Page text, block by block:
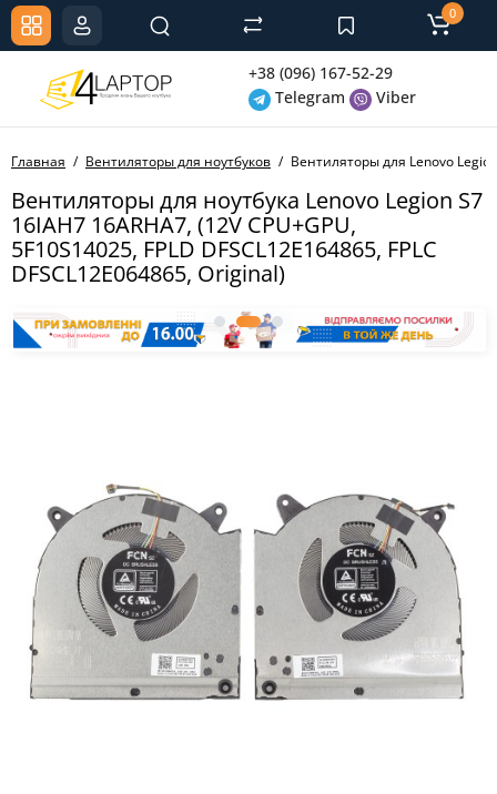
+38 (096) 167-52-29
Telegram
Viber
0
Главная Вентиляторы для ноутбуков Вентиляторы для Lenovo Legion
Вентиляторы для ноутбука Lenovo Legion S7
16IAH7 16ARHA7, (12V CPU+GPU,
5F10S14025, FPLD DFSCL12E164865, FPLC
DFSCL12E064865, Original)